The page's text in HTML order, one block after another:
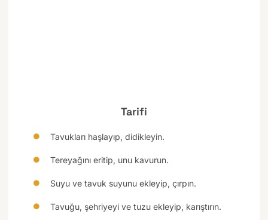
Tarifi
Tavukları haşlayıp, didikleyin.
Tereyağını eritip, unu kavurun.
Suyu ve tavuk suyunu ekleyip, çırpın.
Tavuğu, şehriyeyi ve tuzu ekleyip, karıştırın.